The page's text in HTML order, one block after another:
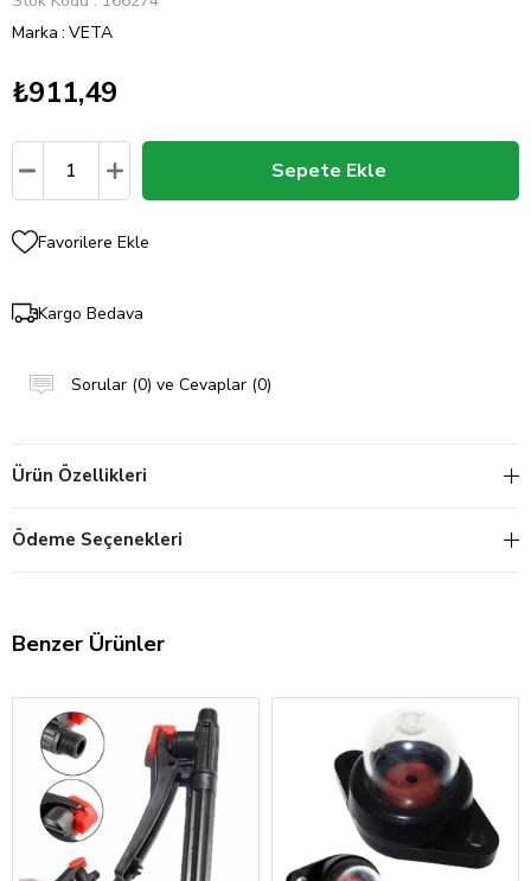
Marka : VETA
₺911,49
Favorilere Ekle
Kargo Bedava
Sorular (0) ve Cevaplar (0)
Ürün Özellikleri
Ödeme Seçenekleri
Benzer Ürünler